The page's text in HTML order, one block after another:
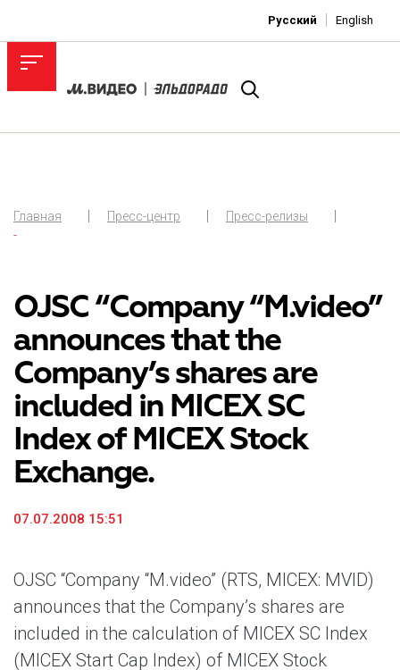
Русский English
Главная Пресс-центр
Пресс-релизы
-
OJSC “Company “M.video”
announces that the
Company’s shares are
included in MICEX SC
Index of MICEX Stock
Exchange.
07.07.2008 15:51
OJSC “Company “M.video” (RTS, MICEX: MVID)
announces that the Company’s shares are
included in the calculation of MICEX SC Index
(MICEX Start Cap Index) of MICEX Stock